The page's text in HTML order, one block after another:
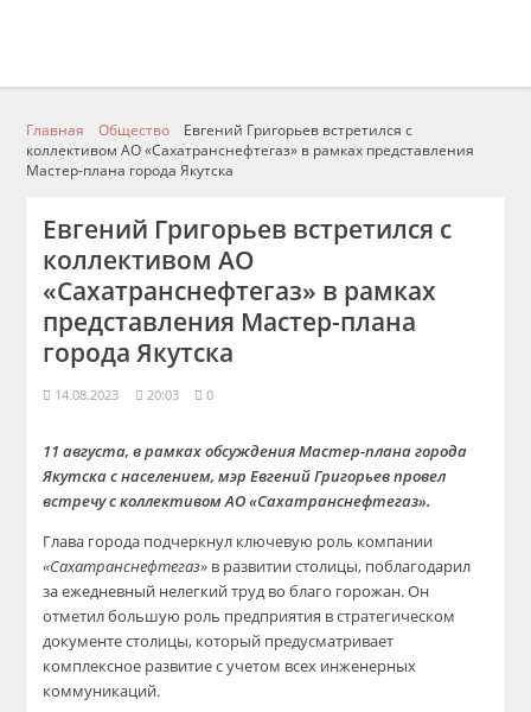
Главная Общество
Евгений Григорьев встретился с
коллективом АО «Сахатранснефтегаз» в рамках представления
Мастер-плана города Якутска
Евгений Григорьев встретился с
коллективом АО
«Сахатранснефтегаз» в рамках
представления Мастер-плана
города Якутска
14.08.2023 20:03 0
11 августа, в рамках обсуждения Мастер-плана города
Якутска с населением, мэр Евгений Григорьев провел
встречу с коллективом АО «Сахатранснефтегаз».
Глава города подчеркнул ключевую роль компании
«Сахатранснефтегаз» в развитии столицы, поблагодарил
за ежедневный нелегкий труд во благо горожан. Он
отметил большую роль предприятия в стратегическом
документе столицы, который предусматривает
комплексное развитие с учетом всех инженерных
коммуникаций.